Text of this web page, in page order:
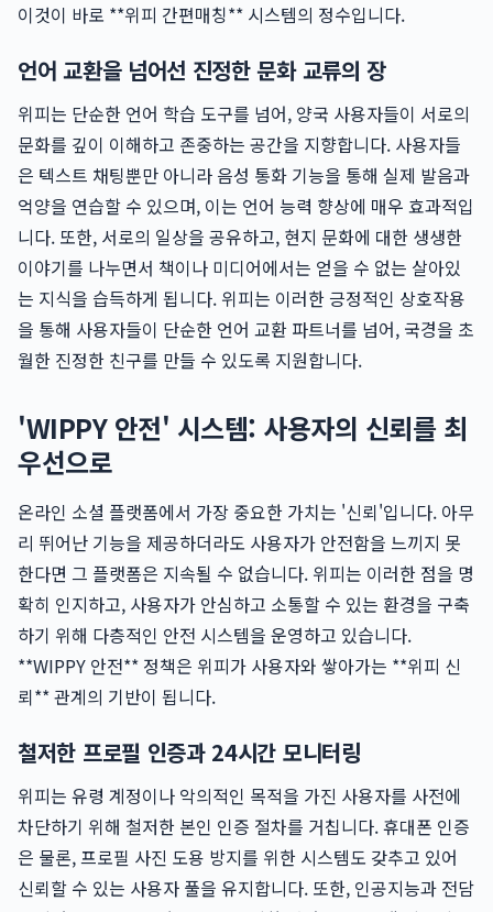
이것이 바로 **위피 간편매칭** 시스템의 정수입니다.
언어 교환을 넘어선 진정한 문화 교류의 장
위피는 단순한 언어 학습 도구를 넘어, 양국 사용자들이 서로의
문화를 깊이 이해하고 존중하는 공간을 지향합니다. 사용자들
은 텍스트 채팅뿐만 아니라 음성 통화 기능을 통해 실제 발음과
억양을 연습할 수 있으며, 이는 언어 능력 향상에 매우 효과적입
니다. 또한, 서로의 일상을 공유하고, 현지 문화에 대한 생생한
이야기를 나누면서 책이나 미디어에서는 얻을 수 없는 살아있
는 지식을 습득하게 됩니다. 위피는 이러한 긍정적인 상호작용
을 통해 사용자들이 단순한 언어 교환 파트너를 넘어, 국경을 초
월한 진정한 친구를 만들 수 있도록 지원합니다.
'WIPPY 안전' 시스템: 사용자의 신뢰를 최
우선으로
온라인 소셜 플랫폼에서 가장 중요한 가치는 '신뢰'입니다. 아무
리 뛰어난 기능을 제공하더라도 사용자가 안전함을 느끼지 못
한다면 그 플랫폼은 지속될 수 없습니다. 위피는 이러한 점을 명
확히 인지하고, 사용자가 안심하고 소통할 수 있는 환경을 구축
하기 위해 다층적인 안전 시스템을 운영하고 있습니다.
**WIPPY 안전** 정책은 위피가 사용자와 쌓아가는 **위피 신
뢰** 관계의 기반이 됩니다.
철저한 프로필 인증과 24시간 모니터링
위피는 유령 계정이나 악의적인 목적을 가진 사용자를 사전에
차단하기 위해 철저한 본인 인증 절차를 거칩니다. 휴대폰 인증
은 물론, 프로필 사진 도용 방지를 위한 시스템도 갖추고 있어
신뢰할 수 있는 사용자 풀을 유지합니다. 또한, 인공지능과 전담